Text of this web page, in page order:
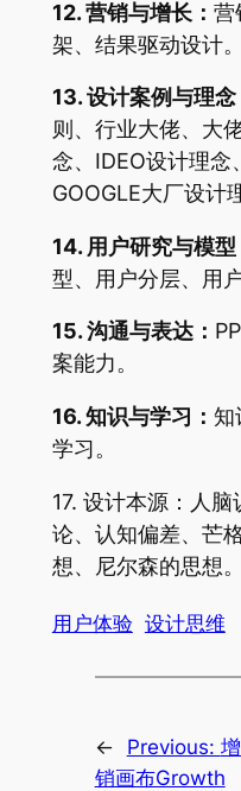
12. 营销与增长： 营
架、结果驱动设计。
13. 设计案例与理念
则、行业大佬、大
念、IDEO设计理念
GOOGLE大厂设计
14. 用户研究与模型
型、用户分层、用
15. 沟通与表达：
案能力。
16. 知识与学习： 知
学习。
17. 设计本源：人
论、认知偏差、芒
想、尼尔森的思想。
用户体验 设计思维
← Previous:
销画布Growth